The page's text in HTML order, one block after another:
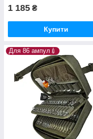
1 185 ₴
Купити
Для 86 ампул💉